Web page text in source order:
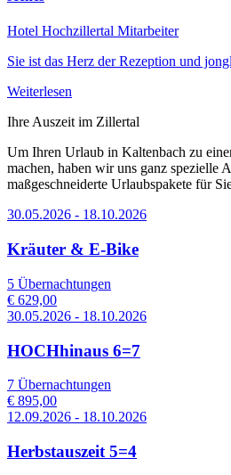
Hotel Hochzillertal Mitarbeiter
Sie ist das Herz der Rezeption und
Weiterlesen
Ihre Auszeit im Zillertal
Um Ihren Urlaub in Kaltenbach zu
machen, haben wir uns ganz spezielle
maßgeschneiderte Urlaubspakete für
30.05.2026 - 18.10.2026
Kräuter & E-Bike
5 Übernachtungen
€ 629,00
30.05.2026 - 18.10.2026
HOCHhinaus 6=7
7 Übernachtungen
€ 895,00
12.09.2026 - 18.10.2026
Herbstauszeit 5=4